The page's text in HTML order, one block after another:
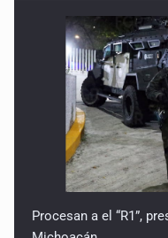
Procesan a el “R1”,
Michoacán